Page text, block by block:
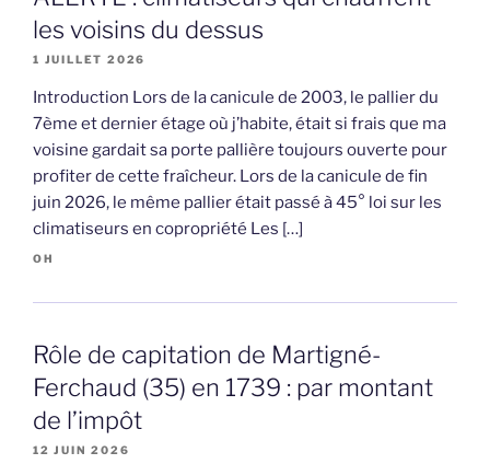
les voisins du dessus
1 JUILLET 2026
Introduction Lors de la canicule de 2003, le pallier du
7ème et dernier étage où j’habite, était si frais que ma
voisine gardait sa porte pallière toujours ouverte pour
profiter de cette fraîcheur. Lors de la canicule de fin
juin 2026, le même pallier était passé à 45° loi sur les
climatiseurs en copropriété Les […]
OH
Rôle de capitation de Martigné-
Ferchaud (35) en 1739 : par montant
de l’impôt
12 JUIN 2026